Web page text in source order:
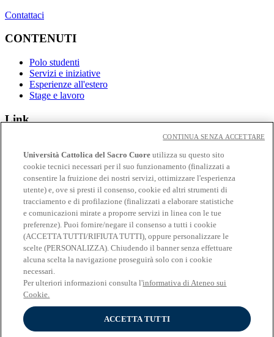
Contattaci
CONTENUTI
Polo studenti
Servizi e iniziative
Esperienze all'estero
Stage e lavoro
Link
Eventi
Avvisi
Social
Facebook
𝕏
Linkedin
Youtube
Instagram
Telegram
Spotify
© Università Cattolica del Sacro Cuore - Largo A. Gemelli 1, 20123
Milano - PI 02133120150
Università Cattolica del Sacro Cuore utilizza su questo sito
cookie tecnici necessari per il suo funzionamento (finalizzati a
consentire la fruizione dei nostri servizi, ottimizzare l'esperienza
utente) e, ove si presti il consenso, cookie ed altri strumenti di
tracciamento e di profilazione (finalizzati a elaborare statistiche
e comunicazioni mirate a proporre servizi in linea con le tue
preferenze). Puoi fornire/negare il consenso a tutti i cookie
(ACCETTA TUTTI/RIFIUTA TUTTI), oppure personalizzare le
scelte (PERSONALIZZA). Chiudendo il banner senza effettuare
alcuna scelta la navigazione proseguirà solo con i cookie
necessari.
Per ulteriori informazioni consulta l'informativa di Ateneo sui
Cookie.
ACCETTA TUTTI
CONTINUA SENZA ACCETTARE